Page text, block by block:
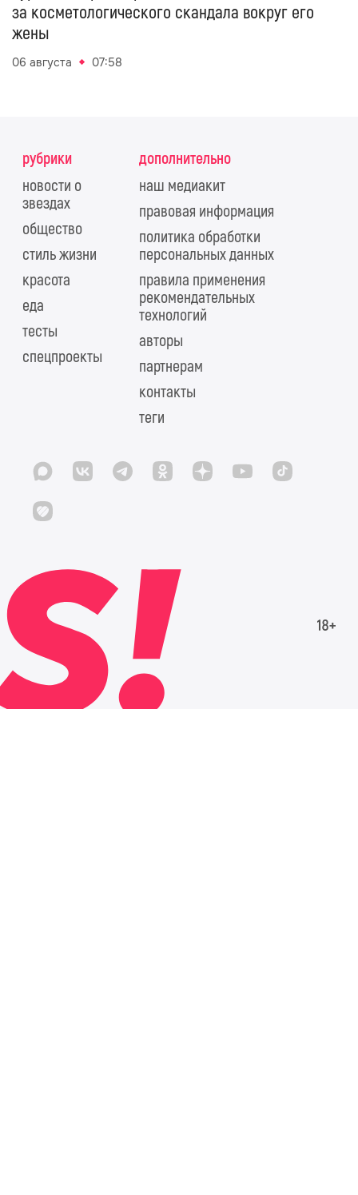
за косметологического скандала вокруг его
жены
06 августа 07:58
рубрики
новости о
звездах
общество
стиль жизни
красота
еда
тесты
спецпроекты
дополнительно
наш медиакит
правовая информация
политика обработки
персональных данных
правила применения
рекомендательных
технологий
авторы
партнерам
контакты
теги